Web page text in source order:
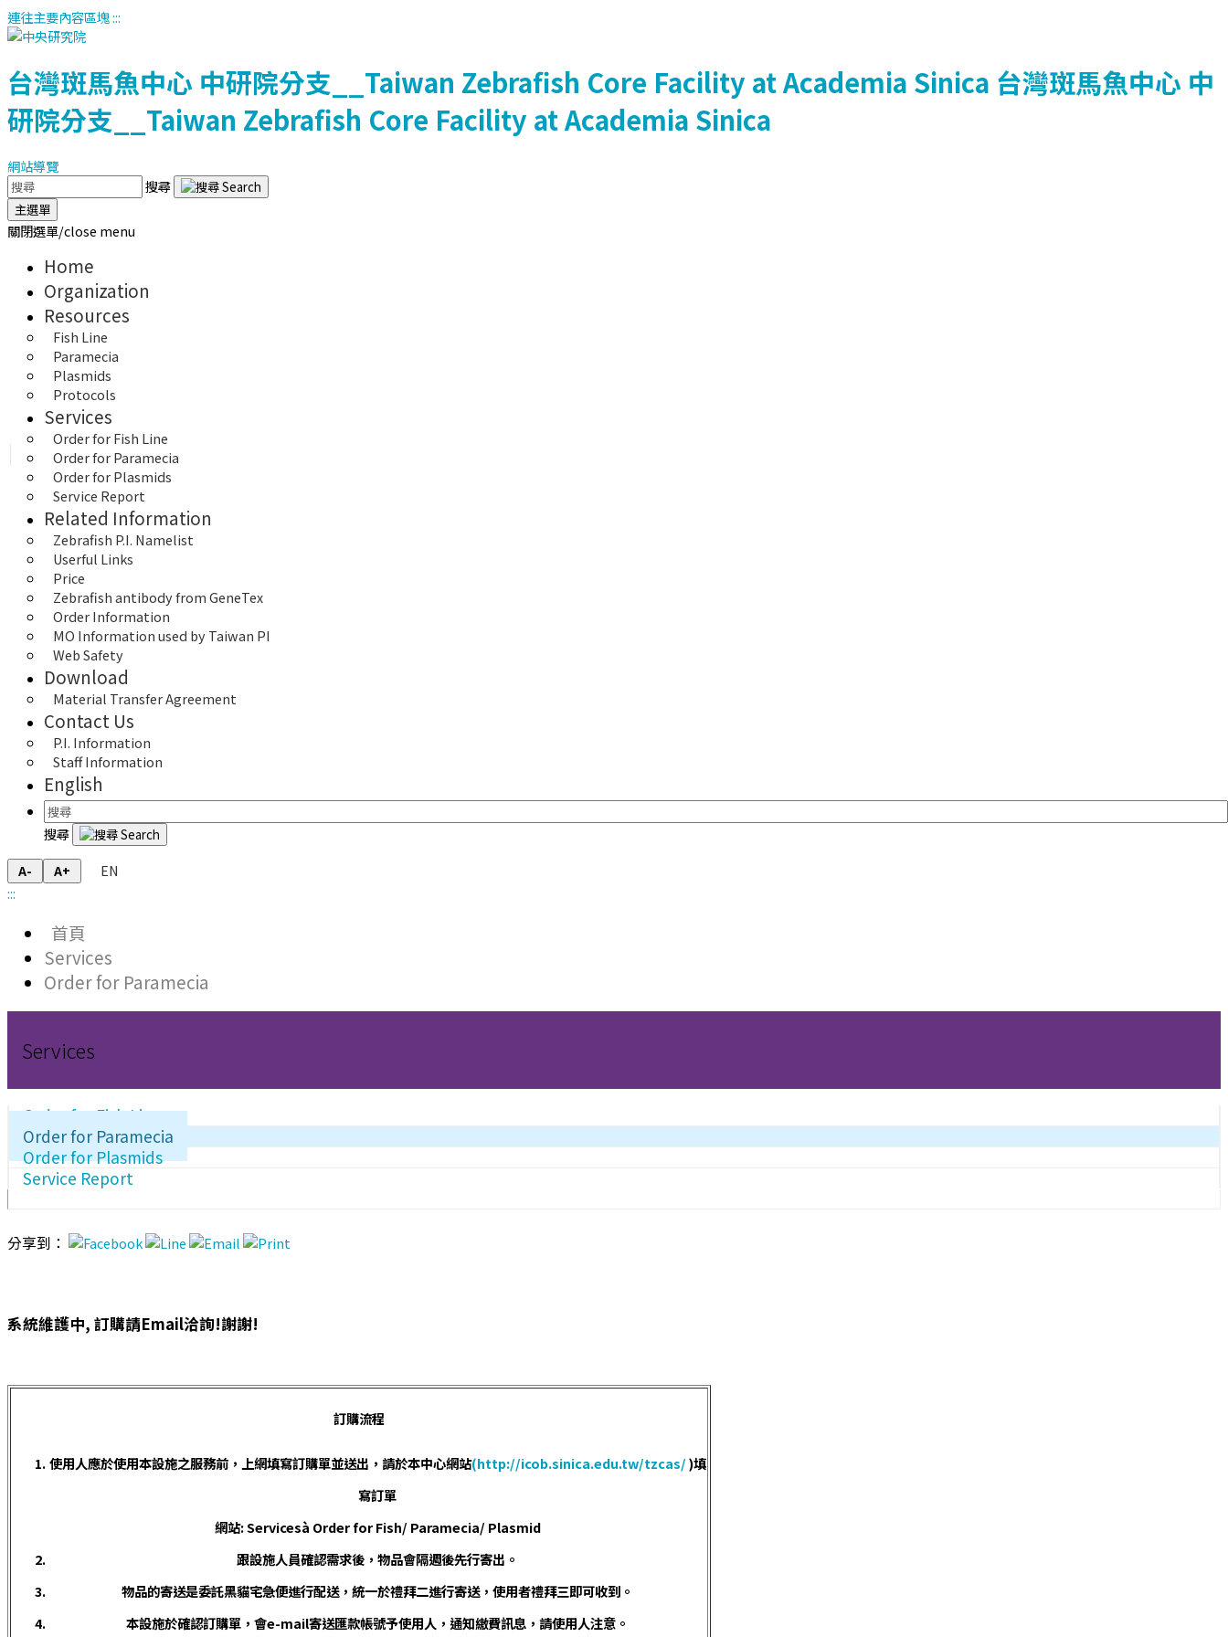
連往主要內容區塊:::
台灣斑馬魚中心 中研院分支__Taiwan Zebrafish Core Facility at Academia Sinica 台灣斑馬魚中心 中
研院分支__Taiwan Zebrafish Core Facility at Academia Sinica
網站導覽
搜尋
主選單
關閉選單/close menu
Home
Organization
Resources
Fish Line
Paramecia
Plasmids
Protocols
Services
Order for Fish Line
Order for Paramecia
Order for Plasmids
Service Report
Related Information
Zebrafish P.I. Namelist
Userful Links
Price
Zebrafish antibody from GeneTex
Order Information
MO Information used by Taiwan PI
Web Safety
Download
Material Transfer Agreement
Contact Us
P.I. Information
Staff Information
English
搜尋
A- A+
EN
:::
首頁
Services
Order for Paramecia
Services
Order for Fish Line
Order for Paramecia
Order for Plasmids
Service Report
分享到：
系統維護中, 訂購請Email洽詢!謝謝!
訂購流程
使用人應於使用本設施之服務前，上網填寫訂購單並送出，請於本中心網站(http://icob.sinica.edu.tw/tzcas/)填
寫訂單
網站: Servicesà Order for Fish/ Paramecia/ Plasmid
跟設施人員確認需求後，物品會隔週後先行寄出。
物品的寄送是委託黑貓宅急便進行配送，統一於禮拜二進行寄送，使用者禮拜三即可收到。
本設施於確認訂購單，會e-mail寄送匯款帳號予使用人，通知繳費訊息，請使用人注意。